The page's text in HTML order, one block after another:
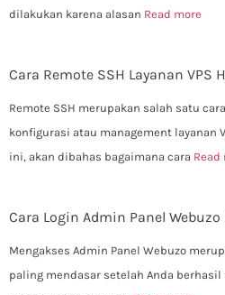
dilakukan karena alasan Read more
Cara Remote SSH Layanan VPS
Remote SSH merupakan salah satu
konfigurasi atau management layanan
ini, akan dibahas bagaimana cara Read
Cara Login Admin Panel
Mengakses Admin Panel Webuzo
paling mendasar setelah Anda berhasil